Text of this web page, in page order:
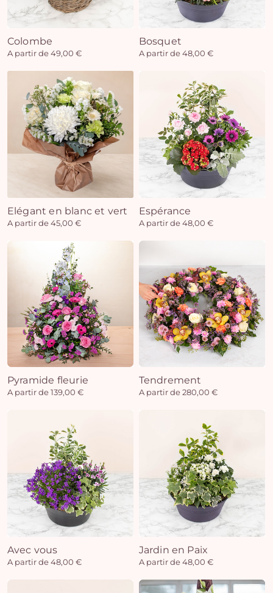
Colombe
A partir de 49,00 €
Bosquet
A partir de 48,00 €
Elégant en blanc et vert
A partir de 45,00 €
Espérance
A partir de 48,00 €
Pyramide fleurie
A partir de 139,00 €
Tendrement
A partir de 280,00 €
Avec vous
A partir de 48,00 €
Jardin en Paix
A partir de 48,00 €